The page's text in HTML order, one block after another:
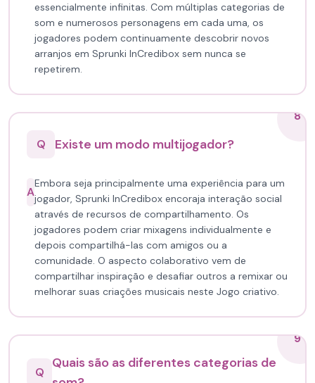
essencialmente infinitas. Com múltiplas categorias de
som e numerosos personagens em cada uma, os
jogadores podem continuamente descobrir novos
arranjos em Sprunki InCredibox sem nunca se
repetirem.
8
Q
Existe um modo multijogador?
A
Embora seja principalmente uma experiência para um
jogador, Sprunki InCredibox encoraja interação social
através de recursos de compartilhamento. Os
jogadores podem criar mixagens individualmente e
depois compartilhá-las com amigos ou a
comunidade. O aspecto colaborativo vem de
compartilhar inspiração e desafiar outros a remixar ou
melhorar suas criações musicais neste Jogo criativo.
9
Q
Quais são as diferentes categorias de